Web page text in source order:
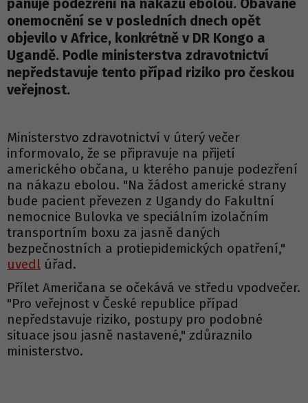
panuje podezření na nákazu ebolou. Obávané
onemocnění se v posledních dnech opět
objevilo v Africe, konkrétně v DR Kongo a
Ugandě. Podle ministerstva zdravotnictví
nepředstavuje tento případ riziko pro českou
veřejnost.
Ministerstvo zdravotnictví v úterý večer
informovalo, že se připravuje na přijetí
amerického občana, u kterého panuje podezření
na nákazu ebolou. "Na žádost americké strany
bude pacient převezen z Ugandy do Fakultní
nemocnice Bulovka ve speciálním izolačním
transportním boxu za jasně daných
bezpečnostních a protiepidemických opatření,"
uvedl úřad.
Přílet Američana se očekává ve středu vpodvečer.
"Pro veřejnost v České republice případ
nepředstavuje riziko, postupy pro podobné
situace jsou jasně nastavené," zdůraznilo
ministerstvo.